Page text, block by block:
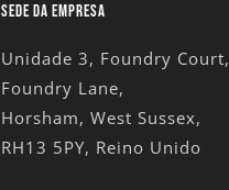
SEDE DA EMPRESA
Unidade 3, Foundry Court,
Foundry Lane,
Horsham, West Sussex,
RH13 5PY, Reino Unido